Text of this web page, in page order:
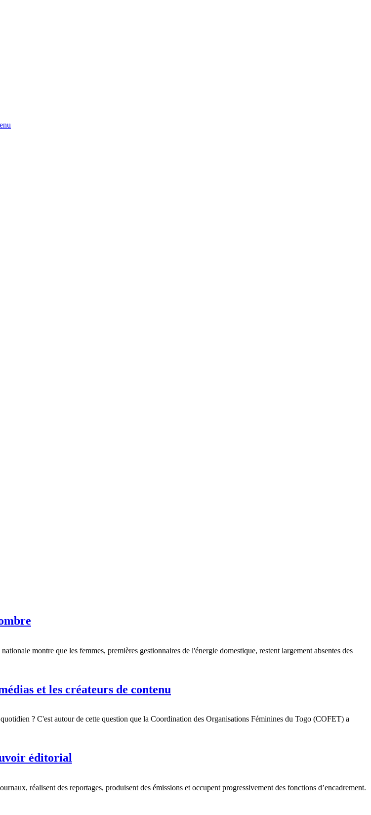
montre que les femmes, premières gestionnaires de l'énergie domestique, restent largement absentes des
et les créateurs de contenu
? C'est autour de cette question que la Coordination des Organisations Féminines du Togo (COFET) a
éditorial
réalisent des reportages, produisent des émissions et occupent progressivement des fonctions d’encadrement.